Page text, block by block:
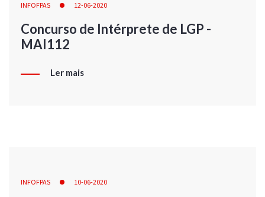
INFOFPAS 12-06-2020
Concurso de Intérprete de LGP -
MAI112
Ler mais
INFOFPAS 10-06-2020